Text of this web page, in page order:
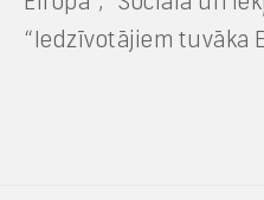
“Iedzīvotājiem tuvāka